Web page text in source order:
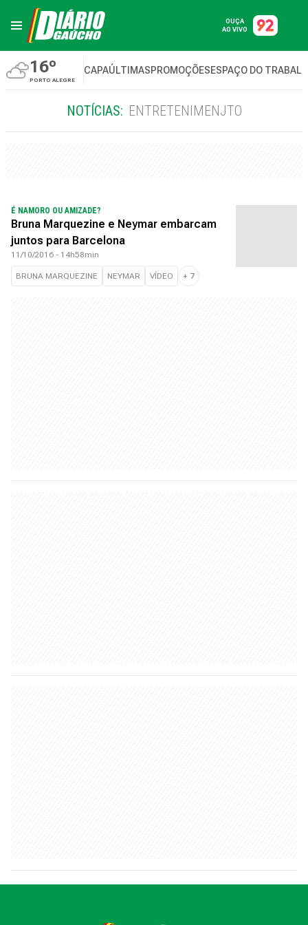
OUÇA
AO VIVO
16º
PORTO ALEGRE
CAPAÚLTIMASPROMOÇÕESESPAÇO DO
NOTÍCIAS: ENTRETENIMENJTO
É NAMORO OU AMIZADE?
Bruna Marquezine e Neymar embarcam
juntos para Barcelona
11/10/2016 - 14h58min
BRUNA MARQUEZINE NEYMAR VÍDEO + 7